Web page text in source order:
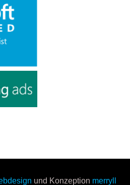
und Konzeption merryll